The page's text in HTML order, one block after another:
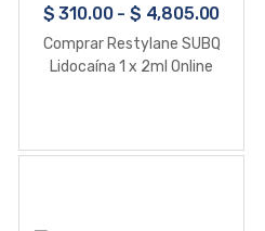
$ 310.00- $ 4,805.00
Comprar Restylane SUBQ
Lidocaína 1 x 2ml Online